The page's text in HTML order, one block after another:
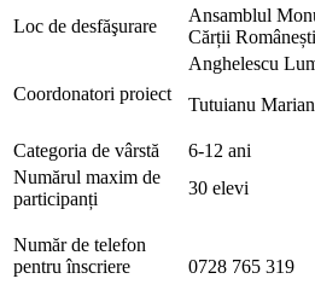
Loc de desfăşurare
Ansamblul
Cărții
Coordonatori proiect
Anghelescu
Tutuianu
Categoria de vârstă
6-12 ani
Numărul maxim de
participanți
30 elevi
Număr de telefon
pentru înscriere
0728 765 319